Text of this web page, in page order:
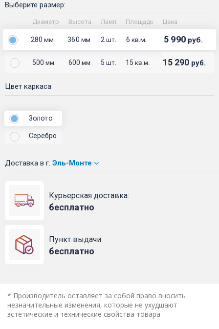
Выберите размер:
Диаметр Высота Ламп Площадь Цена
280мм 360 мм 2 шт. 6 кв.м. 5 990 руб.
500 мм 600 мм 5 шт. 15 кв.м. 15 290 руб.
Цвет каркаса
Золото
Серебро
Доставка в г. Эль-Монте
Курьерская доставка:
бесплатно
Пункт выдачи:
бесплатно
* Производитель оставляет за собой право вносить
незначительные изменения, которые не ухудшают
эстетические и технические свойства товара